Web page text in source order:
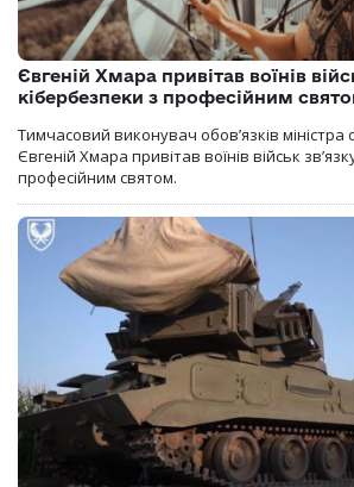
Євгеній Хмара привітав воїнів
кібербезпеки з професійним
Тимчасовий виконувач обов’язків
Євгеній Хмара привітав воїнів військ
професійним святом.